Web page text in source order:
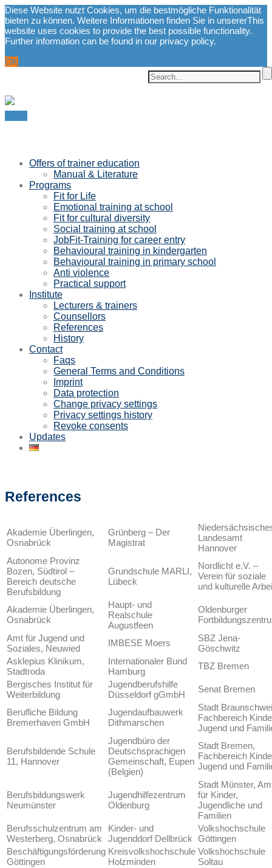
Diese Website nutzt Cookies, um die bestmögliche Funktionalität
bieten zu können. Weitere Informationen finden Sie in unsererThis
website uses cookies to provide the best possible functionality.
Further information can be found in our privacy policy.
OK
Offers of trainer education
Manual & Literature
Programs
Fit for Life
Emotional training at school
Fit for cultural diversity
Social training at school
JobFit-Training for career entry
Behavioural training in kindergarten
Behavioural training in primary school
Anti violence
Practical support
Institute
Lecturers & trainers
Counsellors
References
History
Contact
Faqs
General Terms and Conditions
Imprint
Data protection
Change privacy settings
Privacy settings history
Revoke consents
Updates
References
Akademie Überlingen,
Osnabrück
Grünberg – Der
Magistrat
Landesamt
Hannover
Autonome Provinz
Bozen, Südtirol –
Bereich deutsche
Berufsbildung
Grundschule MARLI,
Lübeck
Nordlicht e.V. –
Verein für soziale
und kulturelle
Akademie Überlingen,
Osnabrück
Haupt- und
Realschule
Augustfeen
Oldenburger
Amt für Jugend und
Soziales, Neuwied
IMBESE Moers
SBZ Jena-
Göschwitz
Asklepius Klinikum,
Stadtroda
Internationaler Bund
Hamburg
TBZ Bremen
Bergisches Institut für
Weiterbildung
Jugendberufshilfe
Düsseldorf gGmbH
Senat Bremen
Berufliche Bildung
Bremerhaven GmbH
Jugendaufbauwerk
Dithmarschen
Stadt
Fachbereich
Jugend und
Berufsbildende Schule
11, Hannover
Jugendbüro der
Deutschsprachigen
Gemeinschaft, Eupen
(Belgien)
Stadt Bremen,
Fachbereich
Jugend und
Berufsbildungswerk
Neumünster
Jugendhilfezentrum
Oldenburg
Stadt Münster,
für Kinder,
Jugendliche und
Familien
Berufsschulzentrum am
Westerberg, Osnabrück
Kinder- und
Jugenddorf Dellbrück
Volkshochschule
Göttingen
Beschäftigungsförderung
Göttingen
Kreisvolkshochschule
Holzminden
Volkshochschule
Soltau